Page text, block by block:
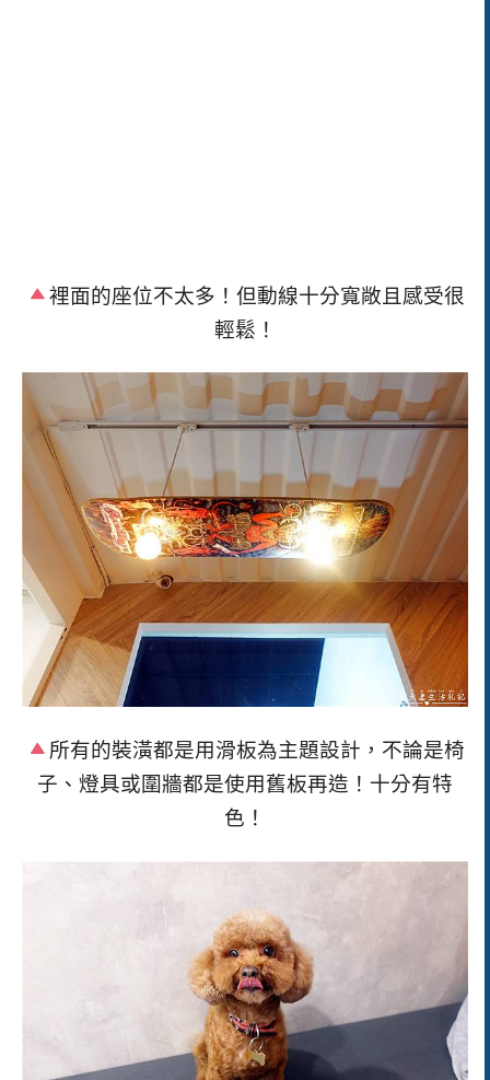
裡面的座位不太多！但動線十分寬敞且感受很
輕鬆！
所有的裝潢都是用滑板為主題設計，不論是椅
子、燈具或圍牆都是使用舊板再造！十分有特
色！